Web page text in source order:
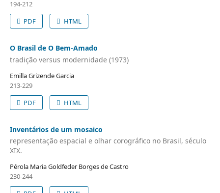
194-212
PDF
HTML
O Brasil de O Bem-Amado
tradição versus modernidade (1973)
Emilla Grizende Garcia
213-229
PDF
HTML
Inventários de um mosaico
representação espacial e olhar corográfico no Brasil, século
XIX.
Pérola Maria Goldfeder Borges de Castro
230-244